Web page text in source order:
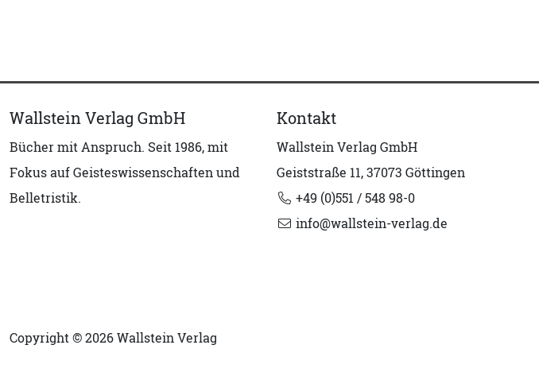
Wallstein Verlag GmbH
Bücher mit Anspruch. Seit 1986, mit
Fokus auf Geisteswissenschaften und
Belletristik.
Kontakt
Wallstein Verlag GmbH
Geiststraße 11, 37073 Göttingen
+49 (0)551 / 548 98-0
info@wallstein-verlag.de
Copyright © 2026 Wallstein Verlag